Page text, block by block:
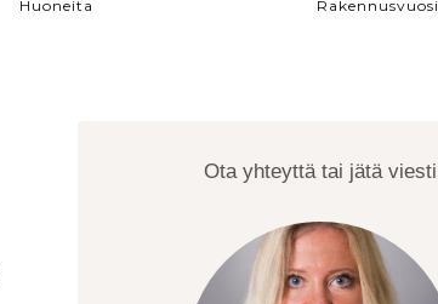
Huoneita Rakennusvuosi
Ota yhteyttä tai jätä viesti